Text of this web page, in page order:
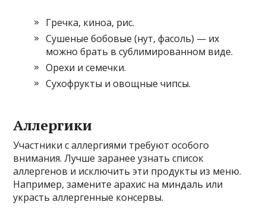
Гречка, киноа, рис.
Сушеные бобовые (нут, фасоль) — их
можно брать в сублимированном виде.
Орехи и семечки.
Сухофрукты и овощные чипсы.
Аллергики
Участники с аллергиями требуют особого
внимания. Лучше заранее узнать список
аллергенов и исключить эти продукты из меню.
Например, замените арахис на миндаль или
украсть аллергенные консервы.